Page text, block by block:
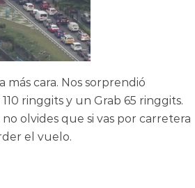
más cara. Nos sorprendió
ringgits y un Grab 65 ringgits.
olvides que si vas por carretera
el vuelo.